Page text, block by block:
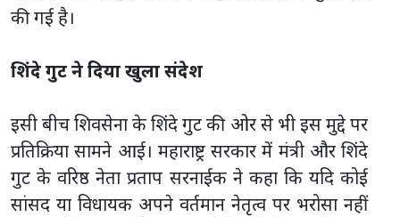
की गई है।
शिंदे गुट ने दिया खुला संदेश
इसी बीच शिवसेना के शिंदे गुट की ओर से भी इस मुद्दे पर
प्रतिक्रिया सामने आई। महाराष्ट्र सरकार में मंत्री और शिंदे
गुट के वरिष्ठ नेता प्रताप सरनाईक ने कहा कि यदि कोई
सांसद या विधायक अपने वर्तमान नेतृत्व पर भरोसा नहीं